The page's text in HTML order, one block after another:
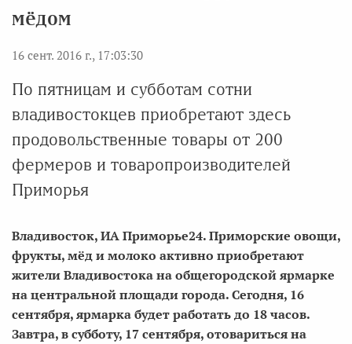
мёдом
16 сент. 2016 г., 17:03:30
По пятницам и субботам сотни
владивостокцев приобретают здесь
продовольственные товары от 200
фермеров и товаропроизводителей
Приморья
Владивосток, ИА Приморье24. Приморские овощи,
фрукты, мёд и молоко активно приобретают
жители Владивостока на общегородской ярмарке
на центральной площади города. Сегодня, 16
сентября, ярмарка будет работать до 18 часов.
Завтра, в субботу, 17 сентября, отовариться на